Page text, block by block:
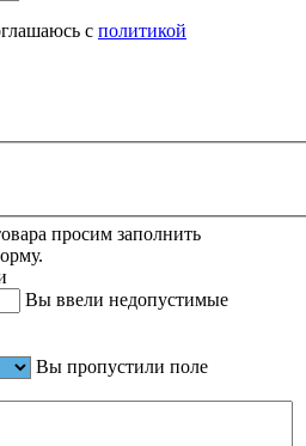
с политикой
просим заполнить
Вы ввели недопустимые
Вы пропустили поле